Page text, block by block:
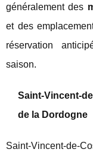
généralement des
et des
réservation
saison.
Saint-Vincent-
de la Dordogne
Saint-Vincent-de-